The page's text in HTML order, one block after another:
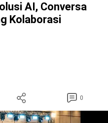
AI, Conversa
Kolaborasi
0